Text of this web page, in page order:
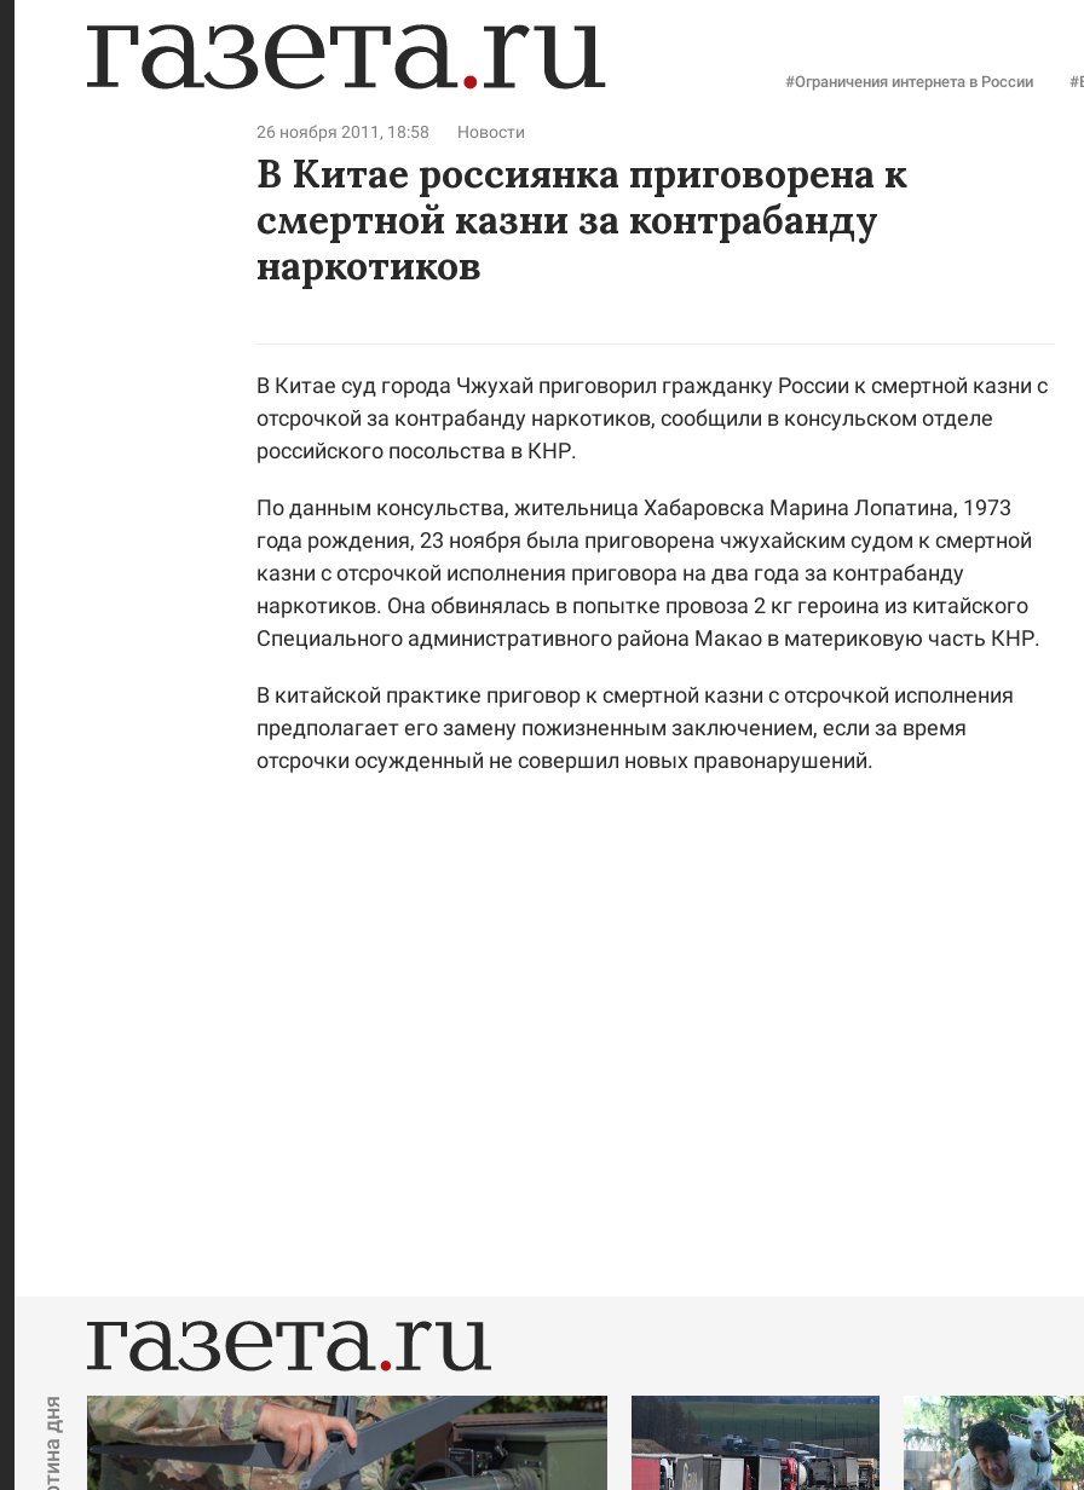
#Ограничения интернета в России
26 ноября 2011, 18:58 Новости
В Китае россиянка приговорена к
смертной казни за контрабанду
наркотиков
В Китае суд города Чжухай приговорил гражданку России к смертной казни с
отсрочкой за контрабанду наркотиков, сообщили в консульском отделе
российского посольства в КНР.
По данным консульства, жительница Хабаровска Марина Лопатина, 1973
года рождения, 23 ноября была приговорена чжухайским судом к смертной
казни с отсрочкой исполнения приговора на два года за контрабанду
наркотиков. Она обвинялась в попытке провоза 2 кг героина из китайского
Специального административного района Макао в материковую часть КНР.
В китайской практике приговор к смертной казни с отсрочкой исполнения
предполагает его замену пожизненным заключением, если за время
отсрочки осужденный не совершил новых правонарушений.
Картина дня